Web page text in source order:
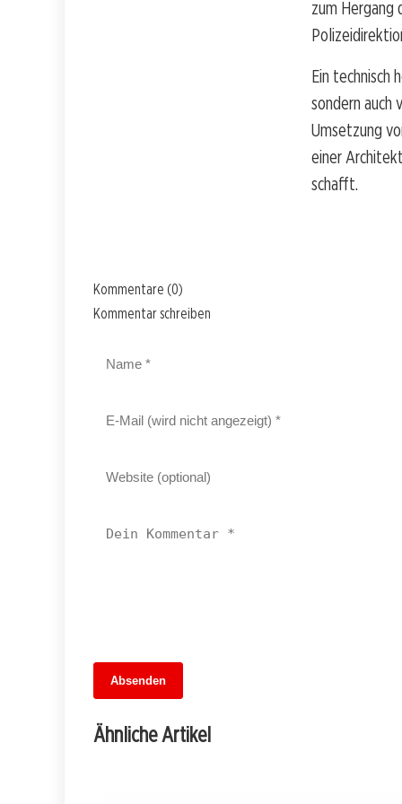
zum Hergang
Ein technisch
sondern auch
Umsetzung
einer
schafft.
Kommentare (0)
Kommentar schreiben
Absenden
Ähnliche Artikel
13. Juni 2026
Geschichten aus dem Fußball: Von den